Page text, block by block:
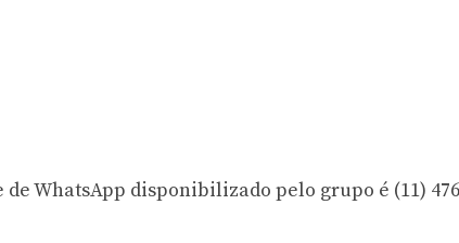
WhatsApp disponibilizado pelo grupo é (11)